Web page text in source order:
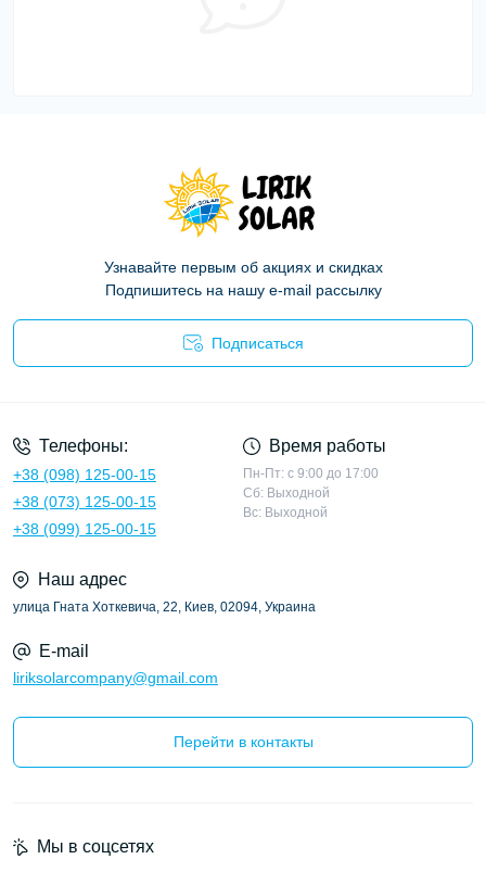
Узнавайте первым об акциях и скидках
Подпишитесь на нашу e-mail рассылку
Подписаться
Телефоны:
+38 (098) 125-00-15
+38 (073) 125-00-15
+38 (099) 125-00-15
Время работы
Пн-Пт: с 9:00 до 17:00
Сб: Выходной
Вс: Выходной
Наш адрес
улица Гната Хоткевича, 22, Киев, 02094, Украина
E-mail
liriksolarcompany@gmail.com
Перейти в контакты
Мы в соцсетях